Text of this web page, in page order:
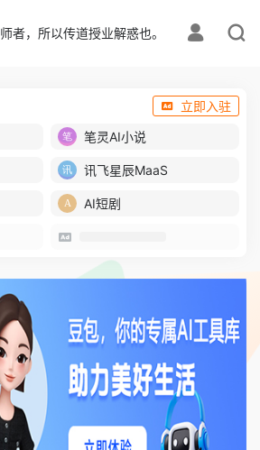
师者，所以传道授业解惑也。
立即入驻
笔灵AI小说
讯飞星辰MaaS
AI短剧